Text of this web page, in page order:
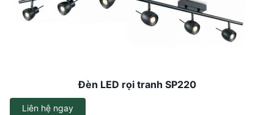
Đèn LED rọi tranh SP220
Liên hệ ngay